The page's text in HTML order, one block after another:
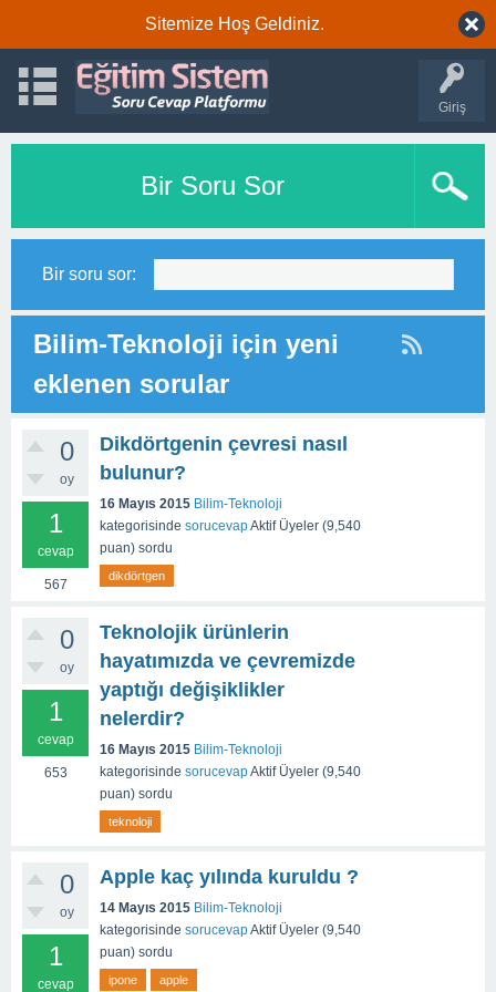
Sitemize Hoş Geldiniz.
Giriş
Bir Soru Sor
Bir soru sor:
Bilim-Teknoloji için yeni
eklenen sorular
0
oy
1
cevap
567
Dikdörtgenin çevresi nasıl
bulunur?
16 Mayıs 2015 Bilim-Teknoloji
kategorisinde sorucevapAktif Üyeler (9,540
puan) sordu
dikdörtgen
0
oy
1
cevap
653
Teknolojik ürünlerin
hayatımızda ve çevremizde
yaptığı değişiklikler
nelerdir?
16 Mayıs 2015 Bilim-Teknoloji
kategorisinde sorucevapAktif Üyeler (9,540
puan) sordu
teknoloji
0
oy
1
cevap
Apple kaç yılında kuruldu ?
14 Mayıs 2015 Bilim-Teknoloji
kategorisinde sorucevapAktif Üyeler (9,540
puan) sordu
ipone apple